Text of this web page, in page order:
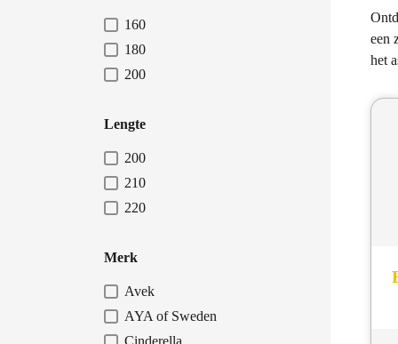
160
180
200
Lengte
200
210
220
Merk
Avek
AYA of Sweden
een
het